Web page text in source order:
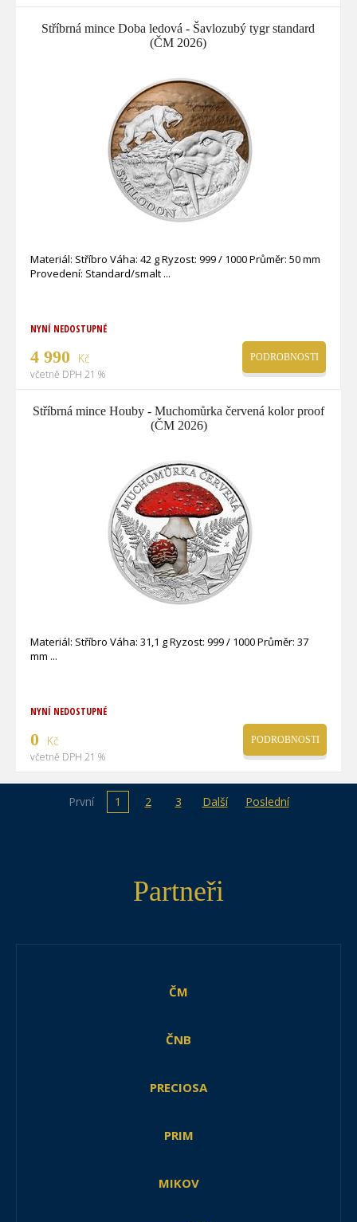
Stříbrná mince Doba ledová - Šavlozubý tygr standard
(ČM 2026)
Materiál: Stříbro Váha: 42 g Ryzost: 999 / 1000 Průměr: 50 mm
Provedení: Standard/smalt
NYNÍ NEDOSTUPNÉ
4 990 Kč
včetně DPH 21 %
PODROBNOSTI
Stříbrná mince Houby - Muchomůrka červená kolor proof
(ČM 2026)
Materiál: Stříbro Váha: 31,1 g Ryzost: 999 / 1000 Průměr: 37
mm
NYNÍ NEDOSTUPNÉ
0 Kč
včetně DPH 21 %
PODROBNOSTI
První 1 2 3 Další Poslední
Partneři
ČM
ČNB
PRECIOSA
PRIM
MIKOV